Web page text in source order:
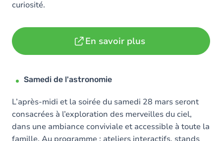
curiosité.
En savoir plus
Samedi de l'astronomie
L’après-midi et la soirée du samedi 28 mars seront
consacrées à l’exploration des merveilles du ciel,
dans une ambiance conviviale et accessible à toute la